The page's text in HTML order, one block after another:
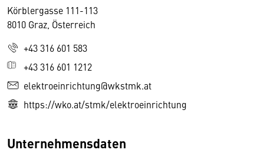
Körblergasse 111-113
8010 Graz, Österreich
+43 316 601 583
+43 316 601 1212
elektroeinrichtung@wkstmk.at
https://wko.at/stmk/elektroeinrichtung
Unternehmensdaten